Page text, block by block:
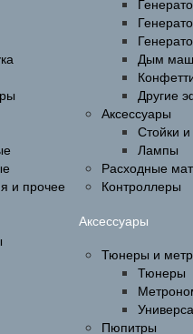
и прочее
Дым
Другие
Аксессуары
Стойки
Лампы
Расходные
Контроллеры
Аксессуары
Тюнеры и
Тюнеры
Пюпитры